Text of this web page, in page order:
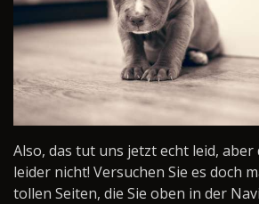
Also, das tut uns jetzt echt leid, aber
leider nicht! Versuchen Sie es doch
tollen Seiten, die Sie oben in der